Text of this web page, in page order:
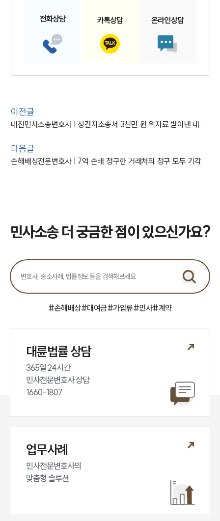
전화상담 카톡상담 온라인상담
이전글
대전민사소송변호사 | 상간자소송서 3천만 원 위자료 받아낸 대전변호사
다음글
손해배상전문변호사 | 7억 손배 청구한 거래처의 청구 모두 기각
민사소송 더 궁금한 점이 있으신가요?
#손해배상#대여금#가압류#민사#계약
대륜법률 상담
365일 24시간
민사전문변호사 상담
1660-1807
업무사례
민사전문변호사의
맞춤형 솔루션